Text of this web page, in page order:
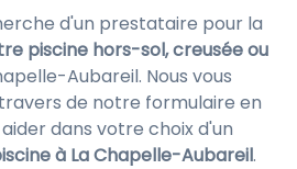
d'un prestataire pour la
piscine hors-sol, creusée ou
Aubareil. Nous vous
de notre formulaire en
dans votre choix d'un
à La Chapelle-Aubareil.